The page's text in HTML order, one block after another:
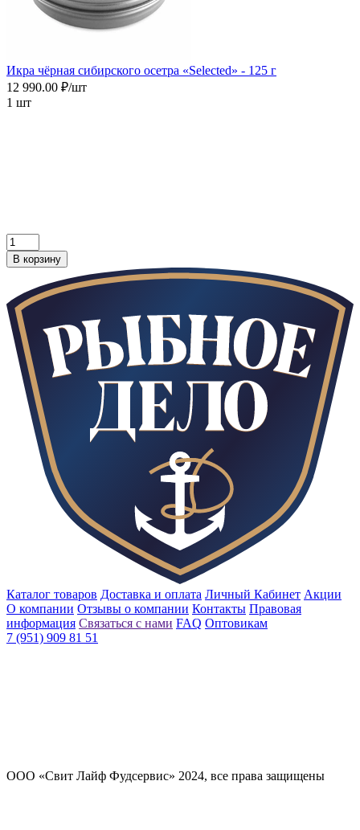
Икра чёрная сибирского осетра «Selected» - 125 г
12 990.00 ₽/шт
1 шт
В корзину
Каталог товаров Доставка и оплата Личный Кабинет Акции
О компании Отзывы о компании Контакты Правовая
информация Связаться с нами FAQ Оптовикам
7 (951) 909 81 51
ООО «Свит Лайф Фудсервис» 2024, все права защищены